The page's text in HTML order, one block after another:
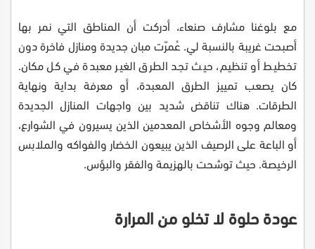
مع بلوغنا مشارف صنعاء، أدركت أن المناطق التي نمر بها
أصبحت غريبة بالنسبة لي. عُمرّت مبان جديدة ومنازل فاخرة دون
تخطيط أو تنظيم، حيث تجد الطرق الغير معبدة في كل مكان.
كان يصعب تمييز الطرق المعبدة، أو معرفة بداية ونهاية
الطرقات. هناك تناقض شديد بين واجهات المنازل الجديدة
ومعالم وجوه الأشخاص المعدمين الذين يسيرون في الشوارع،
أو الباعة على الرصيف الذين يبيعون الخضار والفواكه والملابس
الرخيصة. حيث توشحت بالهزيمة والفقر والبؤس.
عودة حلوة لا تخلو من المرارة